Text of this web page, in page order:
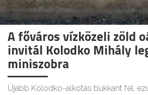
A főváros vízközeli zöld
invitál Kolodko Mihály
miniszobra
Újabb Kolodko-alkotás bukkant fel,